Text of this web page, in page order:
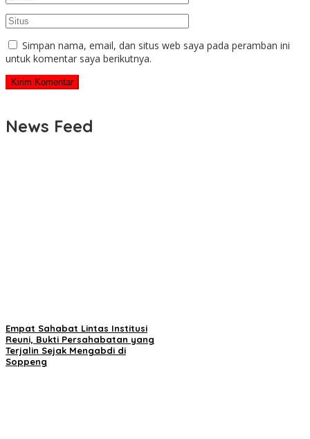
Simpan nama, email, dan situs web saya pada peramban ini
untuk komentar saya berikutnya.
News Feed
Empat Sahabat Lintas Institusi
Reuni, Bukti Persahabatan yang
Terjalin Sejak Mengabdi di
Soppeng